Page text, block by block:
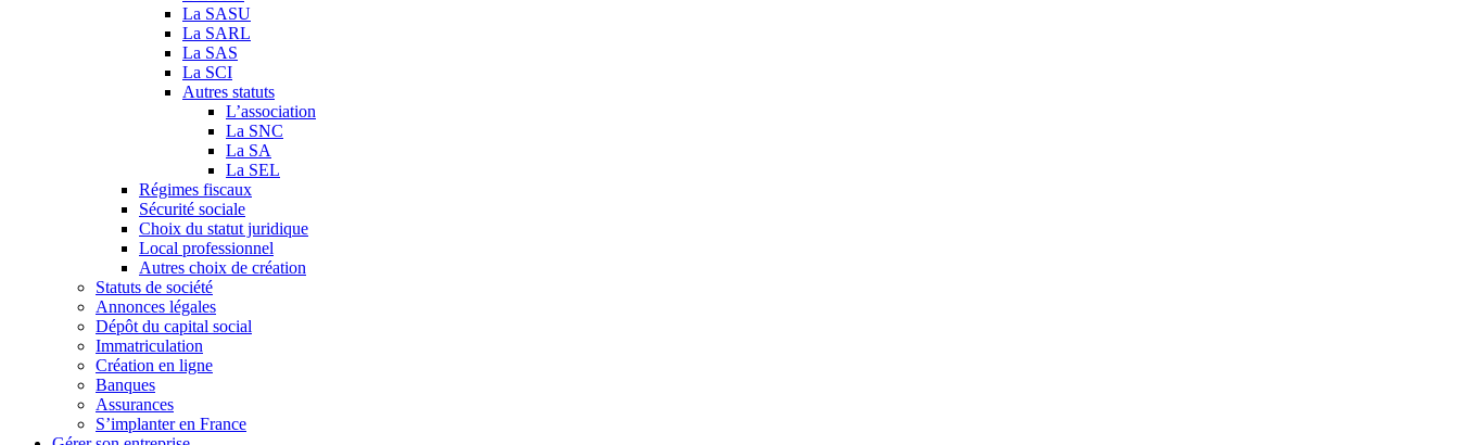
La SASU
La SARL
La SAS
La SCI
Autres statuts
L’association
La SNC
La SA
La SEL
Régimes fiscaux
Sécurité sociale
Choix du statut juridique
Local professionnel
Autres choix de création
Statuts de société
Annonces légales
Dépôt du capital social
Immatriculation
Création en ligne
Banques
Assurances
S’implanter en France